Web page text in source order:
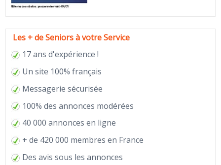
Les + de Seniors à votre Service
17 ans d'expérience !
Un site 100% français
Messagerie sécurisée
100% des annonces modérées
40 000 annonces en ligne
+ de 420 000 membres en France
Des avis sous les annonces